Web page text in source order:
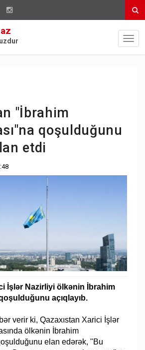
"İbrahim
qoşulduğunu
etdi
İşlər Nazirliyi ölkənin İbrahim
açıqlayıb.
verir ki, Qazaxıstan Xarici İşlər
ölkənin İbrahim
elan edərək, "Bu